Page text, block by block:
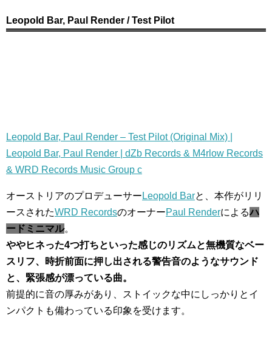
Leopold Bar, Paul Render / Test Pilot
Leopold Bar, Paul Render – Test Pilot (Original Mix) |
Leopold Bar, Paul Render | dZb Records & M4rlow Records
& WRD Records Music Group c
オーストリアのプロデューサー Leopold Barと、本作がリリ
ースされたWRD RecordsのオーナーPaul Renderによるハ
ードミニマル。
ややヒネった4つ打ちといった感じのリズムと無機質なベー
スリフ、時折前面に押し出される警告音のようなサウンド
と、緊張感が漂っている曲。
前提的に音の厚みがあり、ストイックな中にしっかりとイ
ンパクトも備わっている印象を受けます。